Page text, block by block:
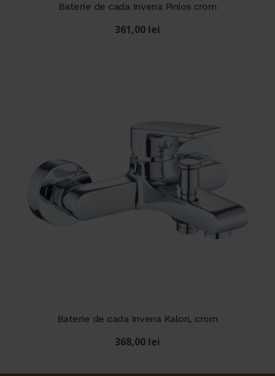
Baterie de cada Invena Pinios crom
361,00 lei
Baterie de cada Invena Kalon, crom
368,00 lei